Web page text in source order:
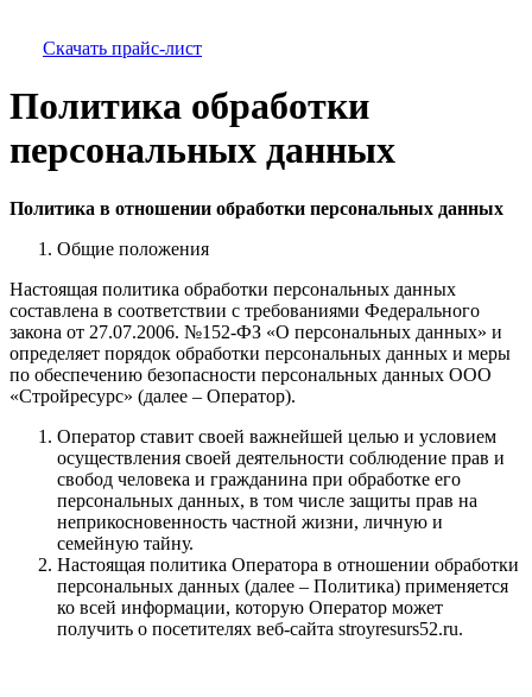
Скачать прайс-лист
Политика обработки
персональных данных
Политика в отношении обработки персональных данных
Общие положения
Настоящая политика обработки персональных данных
составлена в соответствии с требованиями Федерального
закона от 27.07.2006. №152-ФЗ «О персональных данных» и
определяет порядок обработки персональных данных и меры
по обеспечению безопасности персональных данных ООО
«Стройресурс» (далее – Оператор).
Оператор ставит своей важнейшей целью и условием
осуществления своей деятельности соблюдение прав и
свобод человека и гражданина при обработке его
персональных данных, в том числе защиты прав на
неприкосновенность частной жизни, личную и
семейную тайну.
Настоящая политика Оператора в отношении обработки
персональных данных (далее – Политика) применяется
ко всей информации, которую Оператор может
получить о посетителях веб-сайта stroyresurs52.ru.